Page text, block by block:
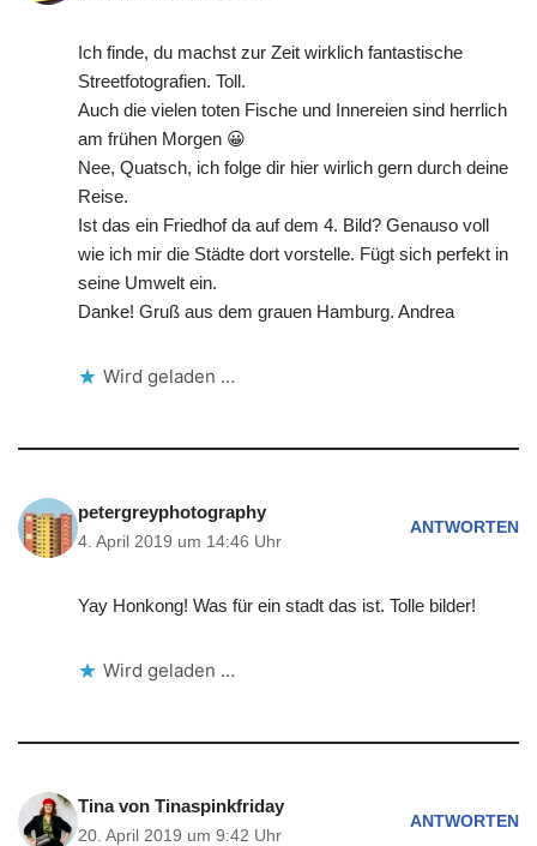
Ich finde, du machst zur Zeit wirklich fantastische
Streetfotografien. Toll.
Auch die vielen toten Fische und Innereien sind herrlich
am frühen Morgen 😀
Nee, Quatsch, ich folge dir hier wirlich gern durch deine
Reise.
Ist das ein Friedhof da auf dem 4. Bild? Genauso voll
wie ich mir die Städte dort vorstelle. Fügt sich perfekt in
seine Umwelt ein.
Danke! Gruß aus dem grauen Hamburg. Andrea
Wird geladen …
petergreyphotography
4. April 2019 um 14:46 Uhr
ANTWORTEN
Yay Honkong! Was für ein stadt das ist. Tolle bilder!
Wird geladen …
Tina von Tinaspinkfriday
20. April 2019 um 9:42 Uhr
ANTWORTEN